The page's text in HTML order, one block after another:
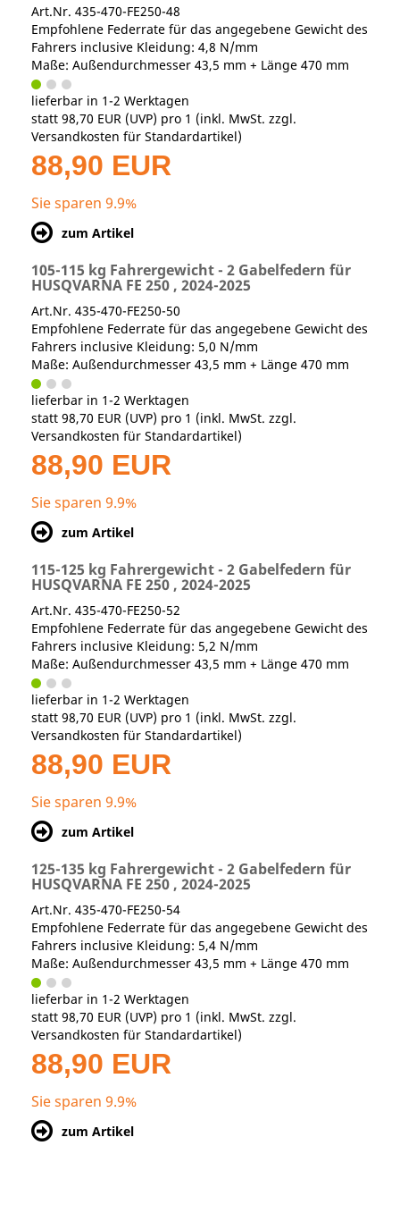
Art.Nr. 435-470-FE250-48
Empfohlene Federrate für das angegebene Gewicht des
Fahrers inclusive Kleidung: 4,8 N/mm
Maße: Außendurchmesser 43,5 mm + Länge 470 mm
lieferbar in 1-2 Werktagen
statt 98,70 EUR (UVP) pro 1 (inkl. MwSt. zzgl.
Versandkosten für Standardartikel)
88,90 EUR
Sie sparen 9.9%
zum Artikel
105-115 kg Fahrergewicht - 2 Gabelfedern für
HUSQVARNA FE 250 , 2024-2025
Art.Nr. 435-470-FE250-50
Empfohlene Federrate für das angegebene Gewicht des
Fahrers inclusive Kleidung: 5,0 N/mm
Maße: Außendurchmesser 43,5 mm + Länge 470 mm
lieferbar in 1-2 Werktagen
statt 98,70 EUR (UVP) pro 1 (inkl. MwSt. zzgl.
Versandkosten für Standardartikel)
88,90 EUR
Sie sparen 9.9%
zum Artikel
115-125 kg Fahrergewicht - 2 Gabelfedern für
HUSQVARNA FE 250 , 2024-2025
Art.Nr. 435-470-FE250-52
Empfohlene Federrate für das angegebene Gewicht des
Fahrers inclusive Kleidung: 5,2 N/mm
Maße: Außendurchmesser 43,5 mm + Länge 470 mm
lieferbar in 1-2 Werktagen
statt 98,70 EUR (UVP) pro 1 (inkl. MwSt. zzgl.
Versandkosten für Standardartikel)
88,90 EUR
Sie sparen 9.9%
zum Artikel
125-135 kg Fahrergewicht - 2 Gabelfedern für
HUSQVARNA FE 250 , 2024-2025
Art.Nr. 435-470-FE250-54
Empfohlene Federrate für das angegebene Gewicht des
Fahrers inclusive Kleidung: 5,4 N/mm
Maße: Außendurchmesser 43,5 mm + Länge 470 mm
lieferbar in 1-2 Werktagen
statt 98,70 EUR (UVP) pro 1 (inkl. MwSt. zzgl.
Versandkosten für Standardartikel)
88,90 EUR
Sie sparen 9.9%
zum Artikel